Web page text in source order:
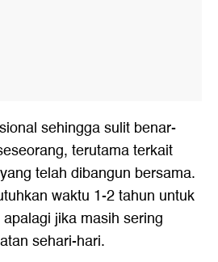
sehingga sulit benar-
terutama terkait
telah dibangun bersama.
waktu 1-2 tahun untuk
jika masih sering
sehari-hari.